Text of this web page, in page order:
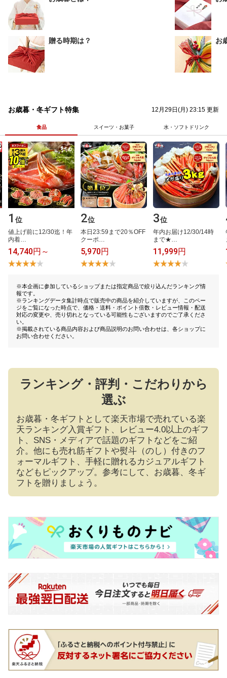
贈る時期は？ お
お歳暮・冬ギフト特集 12月29日(月) 23:15 更新
食品 スイーツ・お菓子 水・ソフトドリンク
1 位
値​上​げ​前​に​1​2​/​3​0​迄​！​年​
内​着​…
14,740円～
2位
本​日​2​3​:​5​9​ま​で​2​0​％​O​F​F​
ク​ー​ポ​…
5,970円
3位
年​内​お​届​け​1​2​/​3​0​/​1​4​時​
ま​で​★​…
11,999円
※本企画に参加しているショップまたは指定商品で絞り込んだランキング情
報です。
※ランキングデータ集計時点で販売中の商品を紹介していますが、このペー
ジをご覧になった時点で、価格・送料・ポイント倍数・レビュー情報・配送
対応の変更や、売り切れとなっている可能性もございますのでご了承くださ
い。
※掲載されている商品内容および商品説明のお問い合わせは、各ショップに
お問い合わせください。
ランキング・評判・こだわりから
選ぶ
お歳暮・冬ギフトとして楽天市場で売れている楽
天ランキング入賞ギフト、レビュー4.0以上のギフ
ト、SNS・メディアで話題のギフトなどをご紹
介。他にも売れ筋ギフトや熨斗（のし）付きのフ
ォーマルギフト、手軽に贈れるカジュアルギフト
などもピックアップ。参考にして、お歳暮、冬ギ
フトを贈りましょう。